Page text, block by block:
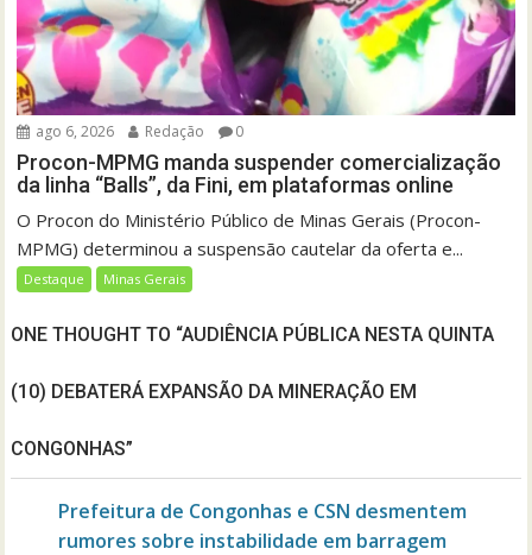
ago 6, 2026 Redação 0
Procon-MPMG manda suspender comercialização
da linha “Balls”, da Fini, em plataformas online
O Procon do Ministério Público de Minas Gerais (Procon-
MPMG) determinou a suspensão cautelar da oferta e...
Destaque Minas Gerais
ONE THOUGHT TO “AUDIÊNCIA PÚBLICA NESTA QUINTA
(10) DEBATERÁ EXPANSÃO DA MINERAÇÃO EM
CONGONHAS”
Prefeitura de Congonhas e CSN desmentem
rumores sobre instabilidade em barragem